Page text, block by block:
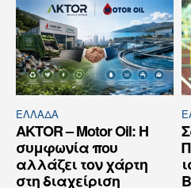
ΕΛΛΆΔΑ
AKTOR – Motor Oil: Η
συμφωνία που
αλλάζει τον χάρτη
στη διαχείριση